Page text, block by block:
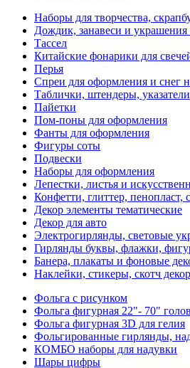
Наборы для творчества,
Дождик, занавеси и украшения
Тассел
Китайские фонарики для
Перья
Спреи для оформления и снег
Таблички, штендеры, указатели
Пайетки
Пом-поны для оформления
Фанты для оформления
Фигуры соты
Подвески
Наборы для оформления
Лепестки, листья и
Конфетти, глиттер, пенопласт,
Декор элементы тематические
Декор для авто
Электрогирлянды, световые
Гирлянды буквы, флажки,
Банера, плакаты и фоновые
Наклейки, стикеры, скотч
Фольга с рисунком
Фольга фигурная 22"- 70"
Фольга фигурная 3D для гелия
Фольгированные гирлянды,
КОМБО наборы для надувки
Шары цифры